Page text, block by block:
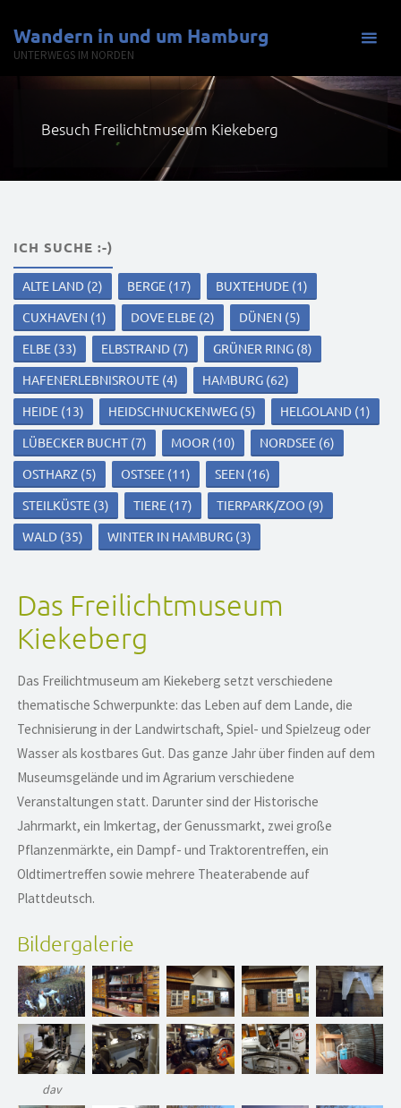
Inhalt
springen
Wandern in und um Hamburg
UNTERWEGS IM NORDEN
Besuch Freilichtmuseum Kiekeberg
ICH SUCHE :-)
ALTE LAND (2) BERGE (17) BUXTEHUDE (1)
CUXHAVEN (1) DOVE ELBE (2) DÜNEN (5)
ELBE (33) ELBSTRAND (7) GRÜNER RING (8)
HAFENERLEBNISROUTE (4) HAMBURG (62)
HEIDE (13) HEIDSCHNUCKENWEG (5) HELGOLAND (1)
LÜBECKER BUCHT (7) MOOR (10) NORDSEE (6)
OSTHARZ (5) OSTSEE (11) SEEN (16)
STEILKÜSTE (3) TIERE (17) TIERPARK/ZOO (9)
WALD (35) WINTER IN HAMBURG (3)
Das Freilichtmuseum
Kiekeberg
Das Freilichtmuseum am Kiekeberg setzt verschiedene
thematische Schwerpunkte: das Leben auf dem Lande, die
Technisierung in der Landwirtschaft, Spiel- und Spielzeug oder
Wasser als kostbares Gut. Das ganze Jahr über finden auf dem
Museumsgelände und im Agrarium verschiedene
Veranstaltungen statt. Darunter sind der Historische
Jahrmarkt, ein Imkertag, der Genussmarkt, zwei große
Pflanzenmärkte, ein Dampf- und Traktorentreffen, ein
Oldtimertreffen sowie mehrere Theaterabende auf
Plattdeutsch.
Bildergalerie
dav